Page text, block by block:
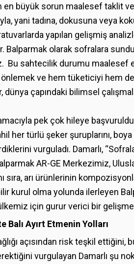
en büyük sorun maalesef taklit
yani tadına, dokusuna veya
yapılan gelişmiş
Balparmak olarak sofralara
Bu sahtecilik durumu maalesef
ve hem tüketiciyi hem de
dünya çapındaki bilimsel
pek çok hileye
her türlü şeker şuruplarını,
vurguladı. Damarlı,
AR-GE Merkezimiz,
sıra, arı ürünlerinin
kurul olma yolunda ilerleyen
için gurur verici bir
Balı Ayırt Etmenin Yolları
açısından risk teşkil
vurgulayan Damarlı şu